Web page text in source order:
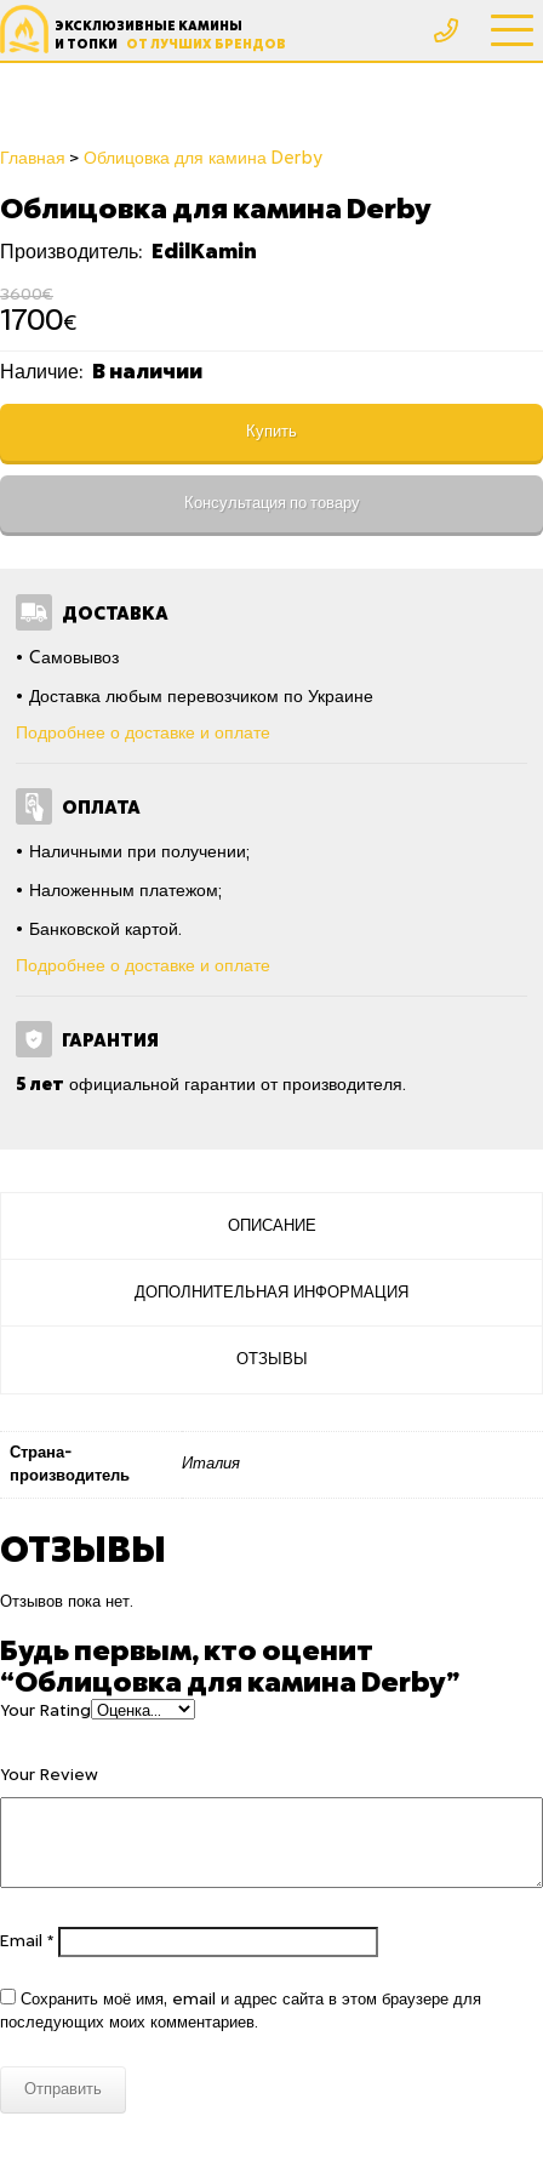
ЭКСКЛЮЗИВНЫЕ КАМИНЫ
И ТОПКИ ОТ ЛУЧШИХ БРЕНДОВ
Главная Облицовка для камина Derby
Облицовка для камина Derby
Производитель: EdilKamin
3600€
1700€
Наличие: В наличии
Купить
Консультация по товару
ДОСТАВКА
Cамовывоз
Доставка любым перевозчиком по Украине
Подробнее о доставке и оплате
ОПЛАТА
Наличными при получении;
Наложенным платежом;
Банковской картой.
Подробнее о доставке и оплате
ГАРАНТИЯ
5 лет официальной гарантии от производителя.
ОПИСАНИЕ
ДОПОЛНИТЕЛЬНАЯ ИНФОРМАЦИЯ
ОТЗЫВЫ
Страна-
производитель
Италия
ОТЗЫВЫ
Отзывов пока нет.
Будь первым, кто оценит
“Облицовка для камина Derby”
Your Rating
Your Review
Email *
Сохранить моё имя, email и адрес сайта в этом браузере для
последующих моих комментариев.